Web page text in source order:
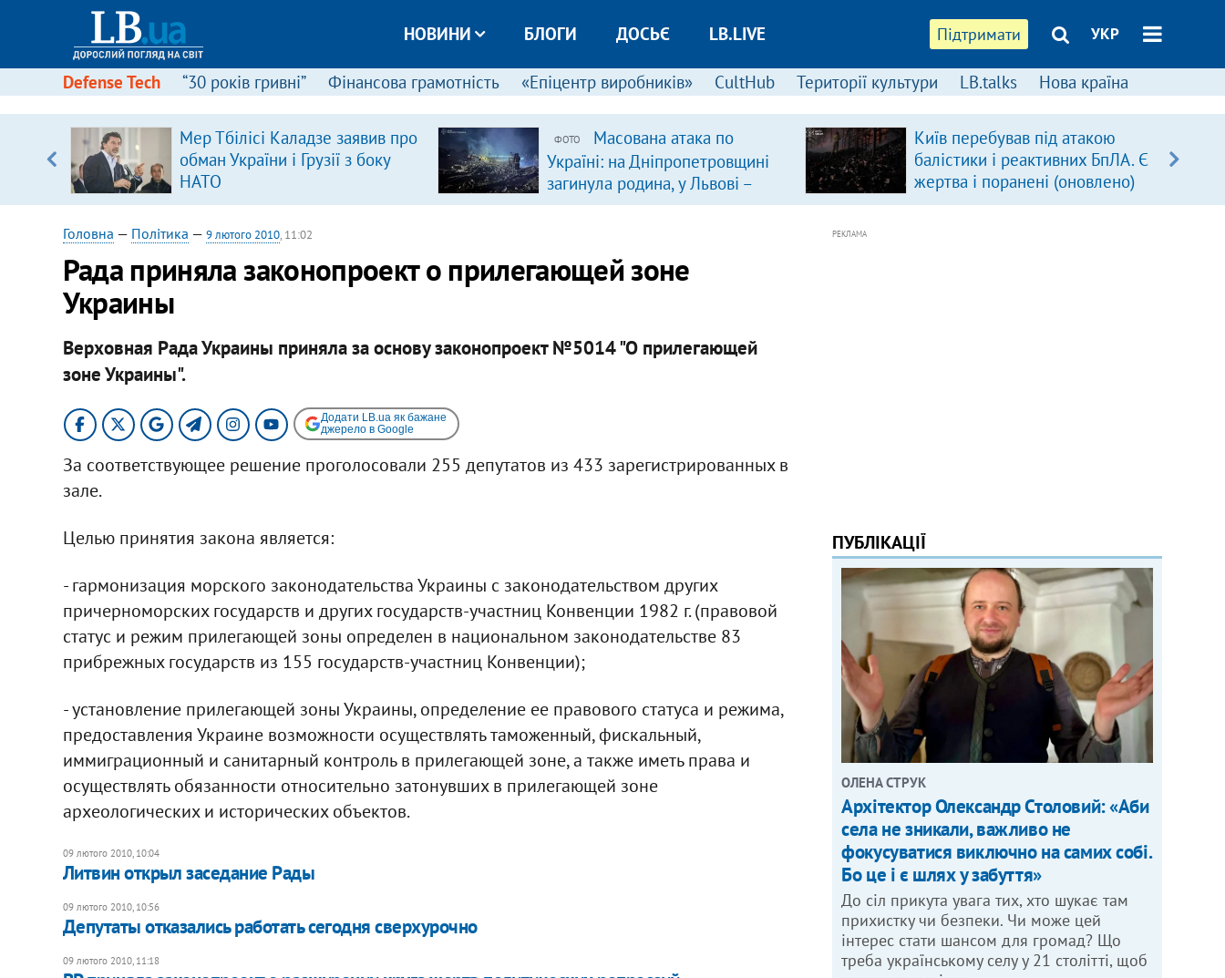
Підтримати УКР
НОВИНИ БЛОГИ ДОСЬЄ LB.LIVE
Defense Tech “30 років гривні” Фінансова грамотність «Епіцентр виробників» CultHub Території культури LB.talks Нова країна
Мер Тбілісі Каладзе заявив про
обман України і Грузії з боку
НАТО
ФОТО
Масована атака по
Україні: на Дніпропетровщині
загинула родина, у Львові –
удар по багатоповерхівках
Київ перебував під атакою
балістики і реактивних БпЛА. Є
жертва і поранені (оновлено)
Головна — Політика — 9 лютого 2010, 11:02
Рада приняла законопроект о прилегающей зоне
Украины
Верховная Рада Украины приняла за основу законопроект №5014 "О прилегающей
зоне Украины".
Додати LB.ua як бажане
джерело в Google
За соответствующее решение проголосовали 255 депутатов из 433 зарегистрированных в
зале.
Целью принятия закона является:
- гармонизация морского законодательства Украины с законодательством других
причерноморских государств и других государств-участниц Конвенции 1982 г. (правовой
статус и режим прилегающей зоны определен в национальном законодательстве 83
прибрежных государств из 155 государств-участниц Конвенции);
- установление прилегающей зоны Украины, определение ее правового статуса и режима,
предоставления Украине возможности осуществлять таможенный, фискальный,
иммиграционный и санитарный контроль в прилегающей зоне, а также иметь права и
осуществлять обязанности относительно затонувших в прилегающей зоне
археологических и исторических объектов.
09 лютого 2010, 10:04
Литвин открыл заседание Рады
09 лютого 2010, 10:56
Депутаты отказались работать сегодня сверхурочно
09 лютого 2010, 11:18
РЕКЛАМА
ПУБЛІКАЦІЇ
ОЛЕНА СТРУК
Архітектор Олександр Столовий: «Аби
села не зникали, важливо не
фокусуватися виключно на самих собі.
Бо це і є шлях у забуття»
До сіл прикута увага тих, хто шукає там
прихистку чи безпеки. Чи може цей
інтерес стати шансом для громад? Що
треба українському селу у 21 столітті, щоб